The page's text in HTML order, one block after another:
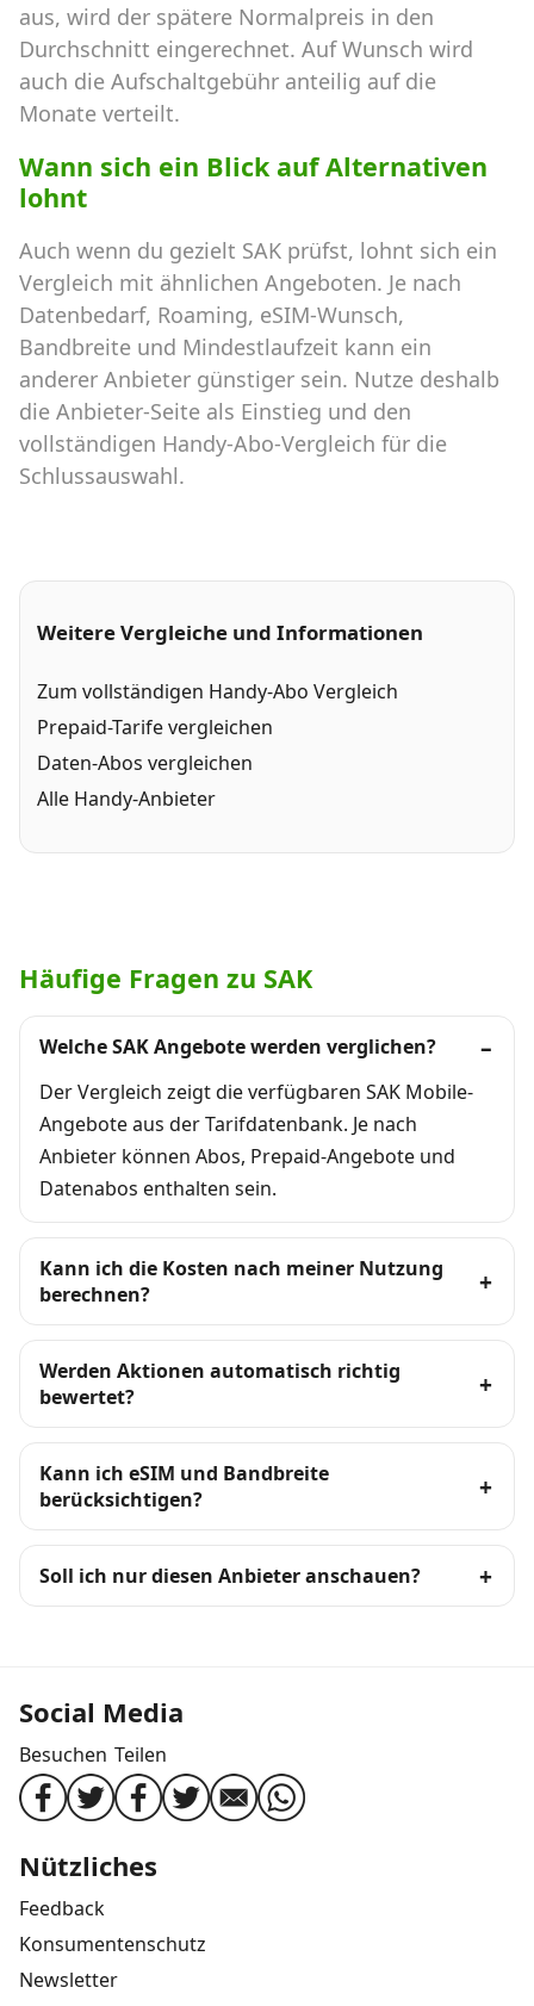
aus, wird der spätere Normalpreis in den
Durchschnitt eingerechnet. Auf Wunsch wird
auch die Aufschaltgebühr anteilig auf die
Monate verteilt.
Wann sich ein Blick auf Alternativen
lohnt
Auch wenn du gezielt SAK prüfst, lohnt sich ein
Vergleich mit ähnlichen Angeboten. Je nach
Datenbedarf, Roaming, eSIM-Wunsch,
Bandbreite und Mindestlaufzeit kann ein
anderer Anbieter günstiger sein. Nutze deshalb
die Anbieter-Seite als Einstieg und den
vollständigen Handy-Abo-Vergleich für die
Schlussauswahl.
Weitere Vergleiche und Informationen
Zum vollständigen Handy-Abo Vergleich
Prepaid-Tarife vergleichen
Daten-Abos vergleichen
Alle Handy-Anbieter
Häufige Fragen zu SAK
Welche SAK Angebote werden verglichen?
Der Vergleich zeigt die verfügbaren SAK Mobile-
Angebote aus der Tarifdatenbank. Je nach
Anbieter können Abos, Prepaid-Angebote und
Datenabos enthalten sein.
Kann ich die Kosten nach meiner Nutzung
berechnen?
Werden Aktionen automatisch richtig
bewertet?
Kann ich eSIM und Bandbreite
berücksichtigen?
Soll ich nur diesen Anbieter anschauen?
Social Media
Besuchen Teilen
Nützliches
Feedback
Konsumentenschutz
Newsletter